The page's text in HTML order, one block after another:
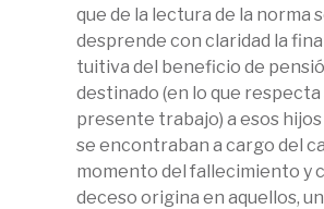
que de la lectura de la norma
desprende con claridad la
tuitiva del beneficio de
destinado (en lo que respecta
presente trabajo) a esos hijos
se encontraban a cargo del
momento del fallecimiento y
deceso origina en aquellos, un